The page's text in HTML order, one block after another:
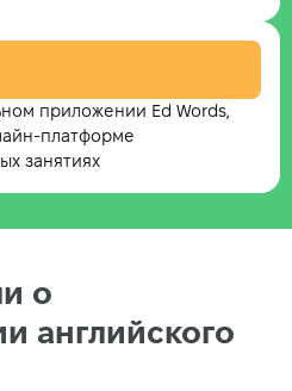
приложении Ed Words,
платформе
занятиях
о
английского